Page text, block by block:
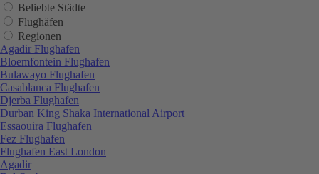
Beliebte Städte
Flughäfen
Regionen
Agadir Flughafen
Bloemfontein Flughafen
Bulawayo Flughafen
Casablanca Flughafen
Djerba Flughafen
Durban King Shaka International Airport
Essaouira Flughafen
Fez Flughafen
Flughafen East London
Agadir